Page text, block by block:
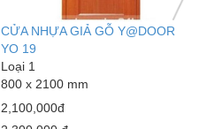
CỬA NHỰA GIẢ GỖ Y@DOOR
YO 40
Loại 1
800 x 2100 mm
2,100,000đ